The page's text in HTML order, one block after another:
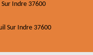
Indre 37600
Sur Indre 37600